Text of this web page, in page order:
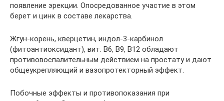
появление эрекции. Опосредованное участие в этом
берет и цинк в составе лекарства.
Жгун-корень, кверцетин, индол-3-карбинол
(фитоантиоксидант), вит. В6, В9, В12 обладают
противовоспалительным действием на простату и дают
общеукрепляющий и вазопротекторный эффект.
Побочные эффекты и противопоказания при